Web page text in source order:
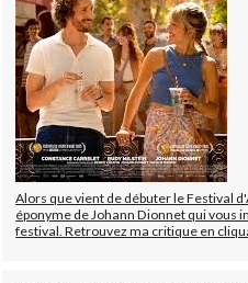
Alors que vient de débuter le Festival
éponyme de Johann Dionnet qui vous
festival. Retrouvez ma critique en